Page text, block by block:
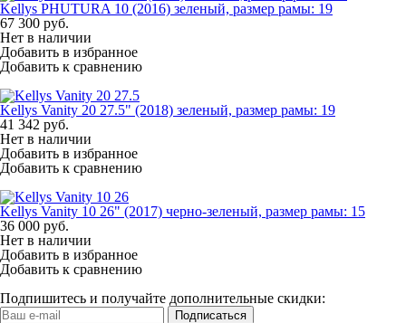
Kellys PHUTURA 10 (2016) зеленый, размер рамы: 19
67 300 руб.
Нет в наличии
Добавить в избранное
Добавить к сравнению
Kellys Vanity 20 27.5" (2018) зеленый, размер рамы: 19
41 342 руб.
Нет в наличии
Добавить в избранное
Добавить к сравнению
Kellys Vanity 10 26" (2017) черно-зеленый, размер рамы: 15
36 000 руб.
Нет в наличии
Добавить в избранное
Добавить к сравнению
Подпишитесь и получайте дополнительные скидки:
Подписаться